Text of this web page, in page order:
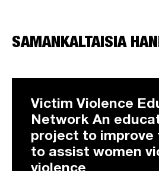
SAMANKALTAISIA
Victim Violence
Network An
project to improve
to assist women